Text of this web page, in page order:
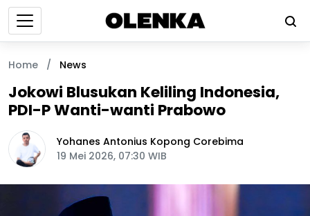
Home / News
Jokowi Blusukan Keliling Indonesia,
PDI-P Wanti-wanti Prabowo
Yohanes Antonius Kopong Corebima
19 Mei 2026, 07:30 WIB